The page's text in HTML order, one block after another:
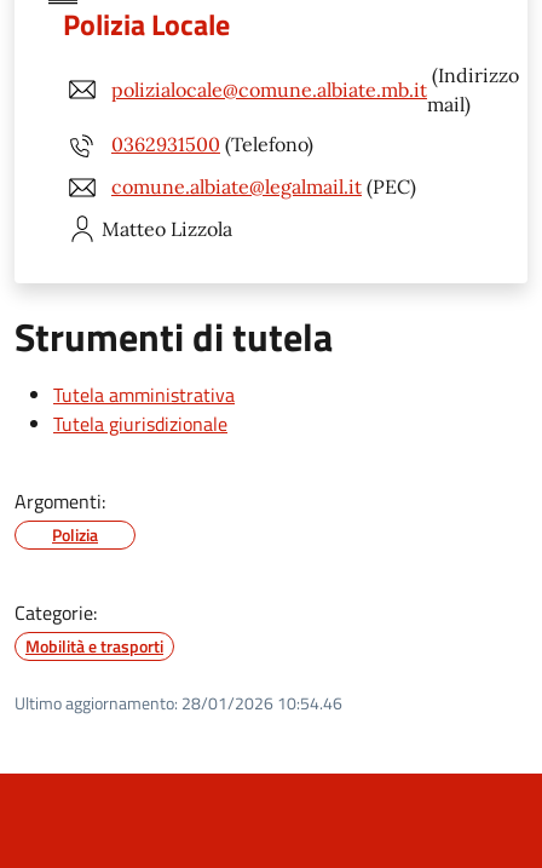
Polizia Locale
polizialocale@comune.albiate.mb.it
(Indirizzo
mail)
0362931500 (Telefono)
comune.albiate@legalmail.it (PEC)
Matteo Lizzola
Strumenti di tutela
Tutela amministrativa
Tutela giurisdizionale
Argomenti:
Polizia
Categorie:
Mobilità e trasporti
Ultimo aggiornamento: 28/01/2026 10:54.46